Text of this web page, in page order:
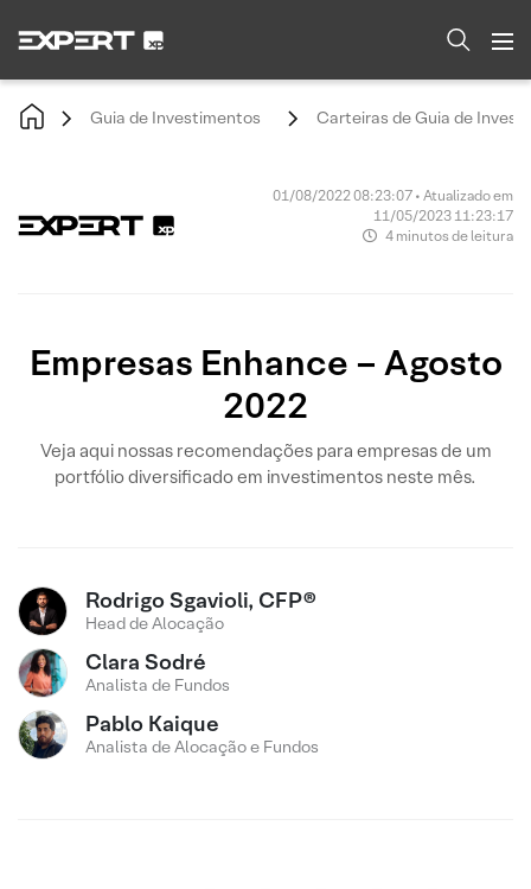
Guia de Investimentos Carteiras de Guia de
01/08/2022 08:23:07 • Atualizado em
11/05/2023 11:23:17
4 minutos de leitura
Empresas Enhance – Agosto
2022
Veja aqui nossas recomendações para empresas de um
portfólio diversificado em investimentos neste mês.
Rodrigo Sgavioli, CFP®
Head de Alocação
Clara Sodré
Analista de Fundos
Pablo Kaique
Analista de Alocação e Fundos